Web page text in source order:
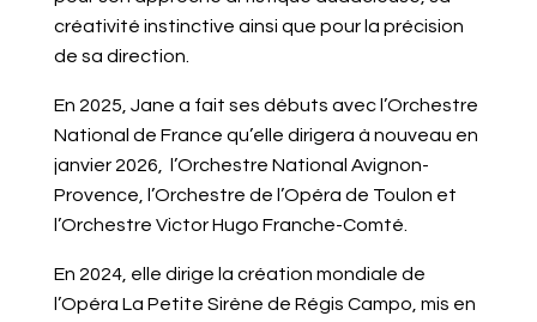
créativité instinctive ainsi que pour la précision
de sa direction.
En 2025, Jane a fait ses débuts avec l’Orchestre
National de France qu’elle dirigera à nouveau en
janvier 2026, l’Orchestre National Avignon-
Provence, l’Orchestre de l’Opéra de Toulon et
l’Orchestre Victor Hugo Franche-Comté.
En 2024, elle dirige la création mondiale de
l’Opéra La Petite Sirène de Régis Campo, mis en